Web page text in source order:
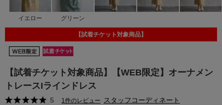
イエロー グリーン
【試着チケット対象商品】【WEB限定】オーナメン
トレースIラインドレス
5 1件のレビュー スタッフコーディネート
【試着チケット対象商品】